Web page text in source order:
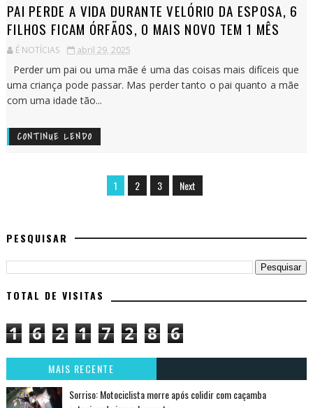
PAI PERDE A VIDA DURANTE VELÓRIO DA ESPOSA, 6
FILHOS FICAM ÓRFÃOS, O MAIS NOVO TEM 1 MÊS
É NOTÍCIAS abril 29, 2025
Perder um pai ou uma mãe é uma das coisas mais difíceis que
uma criança pode passar. Mas perder tanto o pai quanto a mãe
com uma idade tão...
CONTINUE LENDO
1 2 3 Next
PESQUISAR
TOTAL DE VISITAS
1 6 2 1 7 2 8 6
MAIS RECENTE
Sorriso: Motociclista morre após colidir com caçamba